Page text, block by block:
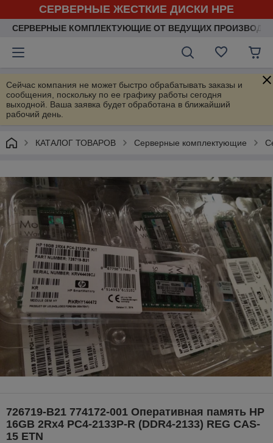
СЕРВЕРНЫЕ ЖЕСТКИЕ ДИСКИ HPE
СЕРВЕРНЫЕ КОМПЛЕКТУЮЩИЕ ОТ ВЕДУЩИХ
Сейчас компания не может быстро обрабатывать заказы и
сообщения, поскольку по ее графику работы сегодня
выходной. Ваша заявка будет обработана в ближайший
рабочий день.
КАТАЛОГ ТОВАРОВ Серверные комплектующие
726719-B21 774172-001 Оперативная память HP
16GB 2Rx4 PC4-2133P-R (DDR4-2133) REG CAS-
15 ETN